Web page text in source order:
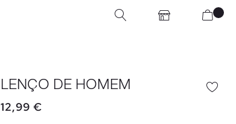
LENÇO DE HOMEM
12,99 €